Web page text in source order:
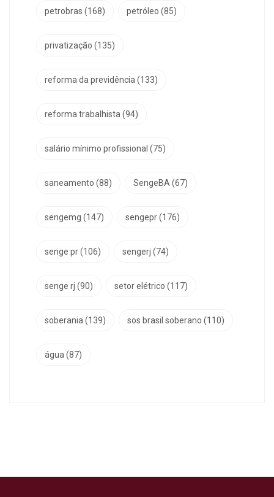
petrobras (168) petróleo (85)
privatização (135)
reforma da previdência (133)
reforma trabalhista (94)
salário mínimo profissional (75)
saneamento (88) SengeBA (67)
sengemg (147) sengepr(176)
senge pr(106) sengerj (74)
senge rj (90) setor elétrico (117)
soberania (139) sos brasil soberano (110)
água (87)